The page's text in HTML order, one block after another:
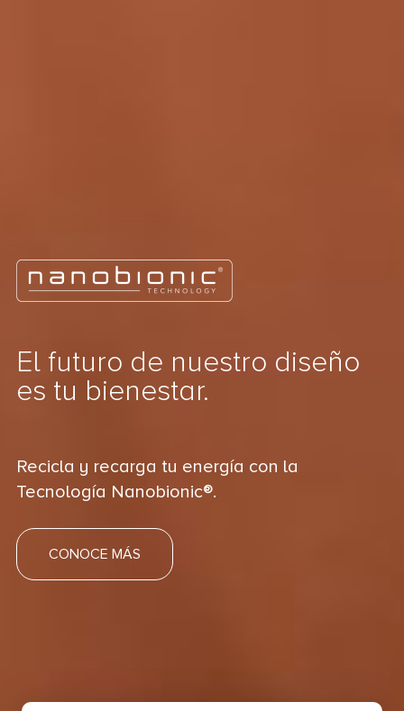
El futuro de nuestro diseño
es tu bienestar.
Recicla y recarga tu energía con la
Tecnología Nanobionic®.
CONOCE MÁS